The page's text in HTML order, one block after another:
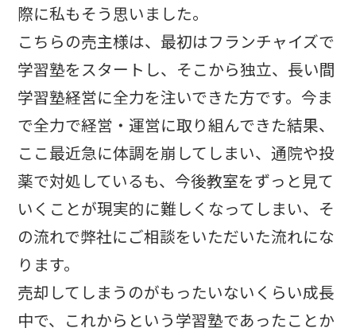
際に私もそう思いました。
こちらの売主様は、最初はフランチャイズで
学習塾をスタートし、そこから独立、長い間
学習塾経営に全力を注いできた方です。今ま
で全力で経営・運営に取り組んできた結果、
ここ最近急に体調を崩してしまい、通院や投
薬で対処しているも、今後教室をずっと見て
いくことが現実的に難しくなってしまい、そ
の流れで弊社にご相談をいただいた流れにな
ります。
売却してしまうのがもったいないくらい成長
中で、これからという学習塾であったことか